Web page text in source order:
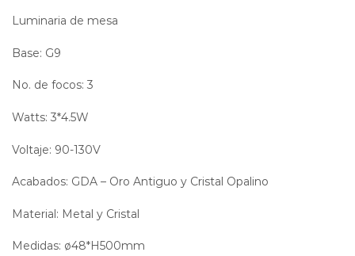
Luminaria de mesa
Base: G9
No. de focos: 3
Watts: 3*4.5W
Voltaje: 90-130V
Acabados: GDA – Oro Antiguo y Cristal Opalino
Material: Metal y Cristal
Medidas: ø48*H500mm